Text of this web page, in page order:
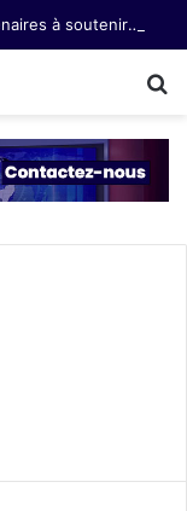
Prisca Nuella Mofini : Amener les partenaires à soutenir les exploitations agricoles féminines